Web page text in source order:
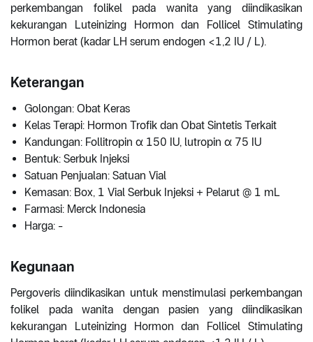
perkembangan folikel pada wanita yang diindikasikan
kekurangan Luteinizing Hormon dan Follicel Stimulating
Hormon berat (kadar LH serum endogen <1,2 IU / L).
Keterangan
Golongan: Obat Keras
Kelas Terapi: Hormon Trofik dan Obat Sintetis Terkait
Kandungan: Follitropin α 150 IU, lutropin α 75 IU
Bentuk: Serbuk Injeksi
Satuan Penjualan: Satuan Vial
Kemasan: Box, 1 Vial Serbuk Injeksi + Pelarut @ 1 mL
Farmasi: Merck Indonesia
Harga: -
Kegunaan
Pergoveris diindikasikan untuk menstimulasi perkembangan
folikel pada wanita dengan pasien yang diindikasikan
kekurangan Luteinizing Hormon dan Follicel Stimulating